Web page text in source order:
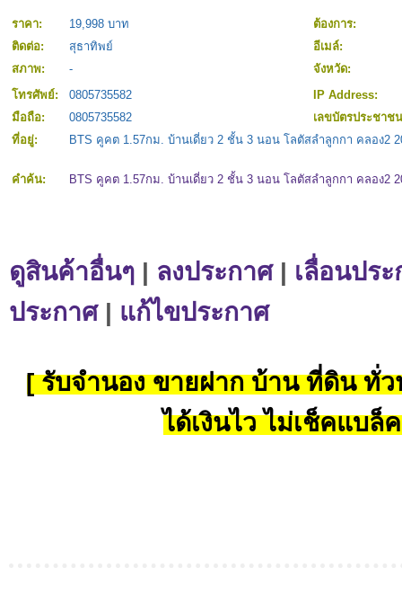
ราคา: 19,998 บาท
ต้องการ:
ติดต่อ:
สุธาทิพย์
อีเมล์:
สภาพ:
-
จังหวัด:
โทรศัพย์:
0805735582
IP Address:
มือถือ:
0805735582
เลขบัตรประชาช
ที่อยู่:
BTS คูคต 1.57กม. บ้านเดี่ยว 2 ชั้น 3 นอน โลตัสลำลูกกา คลอง2
คำค้น: BTS คูคต 1.57กม. บ้านเดี่ยว 2 ชั้น 3 นอน โลตัสลำลูกกา คลอง2
ดูสินค้าอื่นๆ | ลงประกาศ| เลื่อนปร
ประกาศ| แก้ไขประกาศ
[ รับจำนอง ขายฝาก บ้าน ที่ดิน ทั่ว
ได้เงินไว ไม่เช็คแบล็